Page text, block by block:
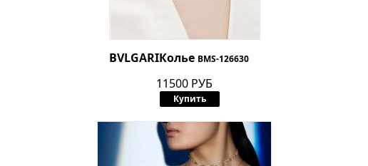
Колье
BVLGARI BMS-126630
11500 РУБ
Купить